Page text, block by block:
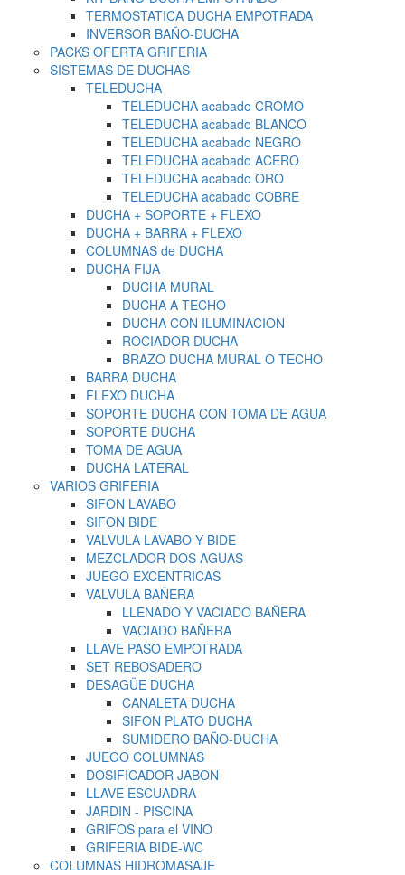
TERMOSTATICA DUCHA EMPOTRADA
INVERSOR BAÑO-DUCHA
PACKS OFERTA GRIFERIA
SISTEMAS DE DUCHAS
TELEDUCHA
TELEDUCHA acabado CROMO
TELEDUCHA acabado BLANCO
TELEDUCHA acabado NEGRO
TELEDUCHA acabado ACERO
TELEDUCHA acabado ORO
TELEDUCHA acabado COBRE
DUCHA + SOPORTE + FLEXO
DUCHA + BARRA + FLEXO
COLUMNAS de DUCHA
DUCHA FIJA
DUCHA MURAL
DUCHA A TECHO
DUCHA CON ILUMINACION
ROCIADOR DUCHA
BRAZO DUCHA MURAL O TECHO
BARRA DUCHA
FLEXO DUCHA
SOPORTE DUCHA CON TOMA DE AGUA
SOPORTE DUCHA
TOMA DE AGUA
DUCHA LATERAL
VARIOS GRIFERIA
SIFON LAVABO
SIFON BIDE
VALVULA LAVABO Y BIDE
MEZCLADOR DOS AGUAS
JUEGO EXCENTRICAS
VALVULA BAÑERA
LLENADO Y VACIADO BAÑERA
VACIADO BAÑERA
LLAVE PASO EMPOTRADA
SET REBOSADERO
DESAGÜE DUCHA
CANALETA DUCHA
SIFON PLATO DUCHA
SUMIDERO BAÑO-DUCHA
JUEGO COLUMNAS
DOSIFICADOR JABON
LLAVE ESCUADRA
JARDIN - PISCINA
GRIFOS para el VINO
GRIFERIA BIDE-WC
COLUMNAS HIDROMASAJE